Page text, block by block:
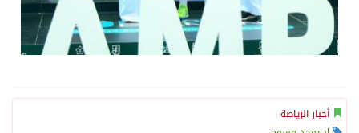
أخبار الرياضة